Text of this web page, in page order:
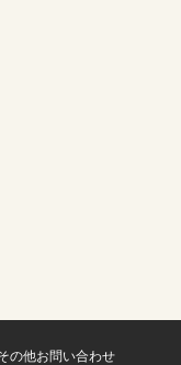
の他お問い合わせ